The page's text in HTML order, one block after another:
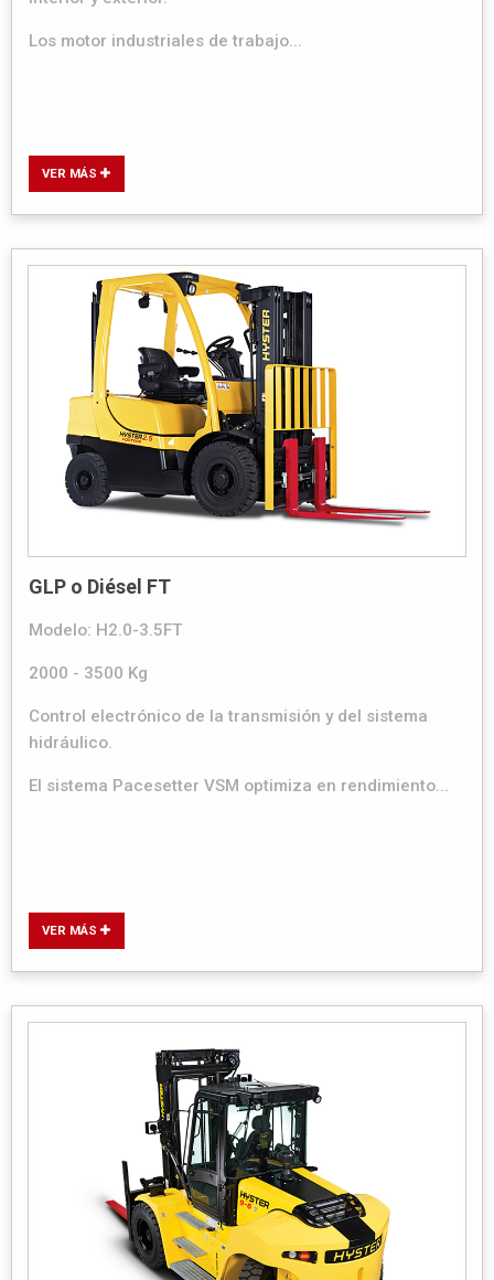
Los motor industriales de trabajo...
VER MÁS
GLP o Diésel FT
Modelo: H2.0-3.5FT
2000 - 3500 Kg
Control electrónico de la transmisión y del sistema
hidráulico.
El sistema Pacesetter VSM optimiza en rendimiento...
VER MÁS